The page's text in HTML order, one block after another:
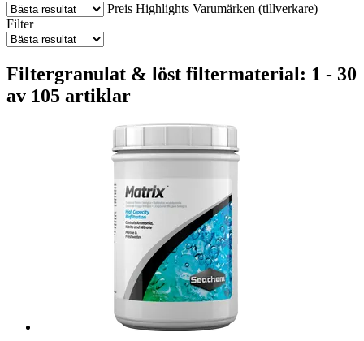
Preis Highlights Varumärken (tillverkare)
Filter
Filtergranulat & löst filtermaterial: 1 - 30
av 105 artiklar